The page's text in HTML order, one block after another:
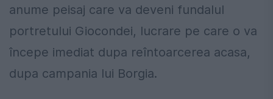
anume peisaj care va deveni fundalul
portretului Giocondei, lucrare pe care o va
începe imediat dupa reîntoarcerea acasa,
dupa campania lui Borgia.